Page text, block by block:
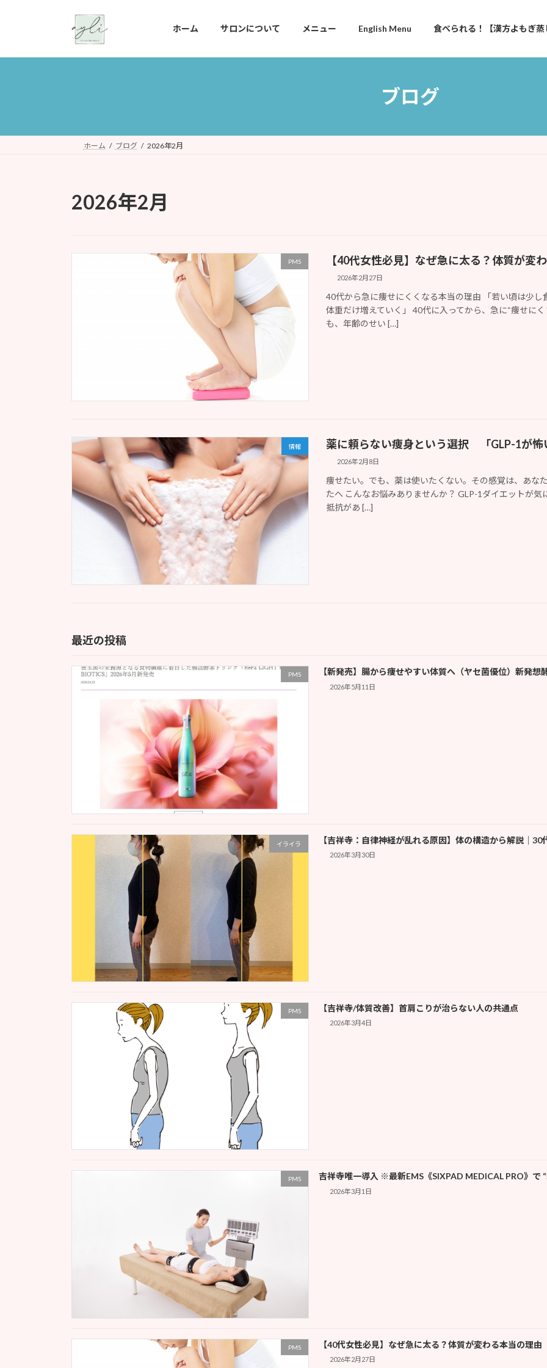
プ
動
ホーム サロンについて メニュー English Menu 食べられる！【漢方よもぎ蒸
ブログ
ホーム ブログ 2026年2月
2026年2月
PMS 【40代女性必見】なぜ急に太る？体質が変
2026年2月27日
40代から急に痩せにくくなる本当の理由 「若い頃は少
体重だけ増えていく」 40代に入ってから、急に“痩せに
も、年齢のせい […]
情報 薬に頼らない痩身という選択 「GLP-1が怖
2026年2月8日
痩せたい。でも、薬は使いたくない。その感覚は、あな
たへ こんなお悩みありませんか？ GLP-1ダイエットが
抵抗があ […]
最近の投稿
PMS 【新発売】腸から痩せやすい体質へ（ヤセ菌優位）新発想
2026年5月11日
イライラ 【吉祥寺：自律神経が乱れる原因】体の構造から解説｜
2026年3月30日
PMS 【吉祥寺/体質改善】首肩こりが治らない人の共通点
2026年3月4日
PMS 吉祥寺唯一導入 ※最新EMS《SIXPAD MEDICAL PRO》で
2026年3月1日
PMS 【40代女性必見】なぜ急に太る？体質が変わる本当の理由
2026年2月27日